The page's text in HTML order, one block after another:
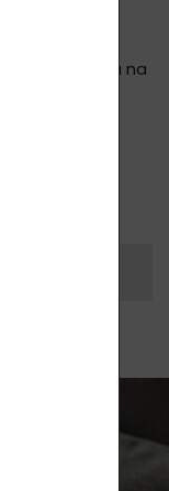
nyní slevu na
rada